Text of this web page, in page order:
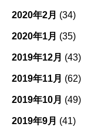
2020年2月 (34)
2020年1月 (35)
2019年12月 (43)
2019年11月 (62)
2019年10月 (49)
2019年9月 (41)